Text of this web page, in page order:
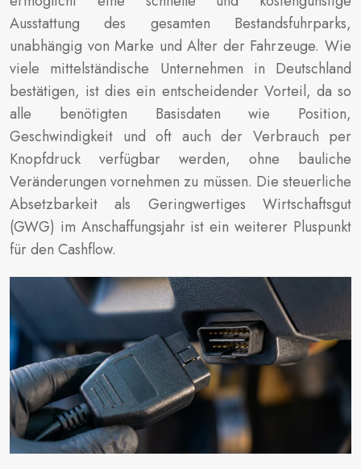
Ausstattung des gesamten Bestandsfuhrparks,
unabhängig von Marke und Alter der Fahrzeuge. Wie
viele mittelständische Unternehmen in Deutschland
bestätigen, ist dies ein entscheidender Vorteil, da so
alle benötigten Basisdaten wie Position,
Geschwindigkeit und oft auch der Verbrauch per
Knopfdruck verfügbar werden, ohne bauliche
Veränderungen vornehmen zu müssen. Die steuerliche
Absetzbarkeit als Geringwertiges Wirtschaftsgut
(GWG) im Anschaffungsjahr ist ein weiterer Pluspunkt
für den Cashflow.